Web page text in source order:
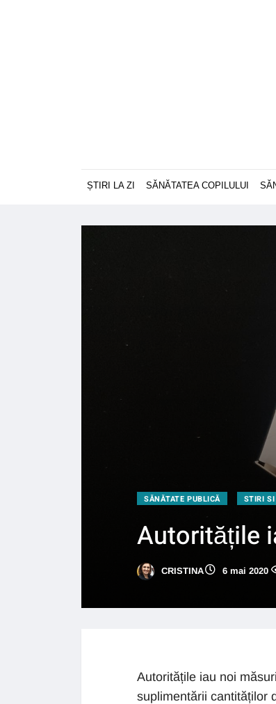
ȘTIRI LA ZI SĂNĂTATEA COPILULUI
SĂNĂTATE PUBLICĂ STIRI
Autoritățile
CRISTINA 6 mai 2020
Autoritățile iau noi
suplimentării cantităților